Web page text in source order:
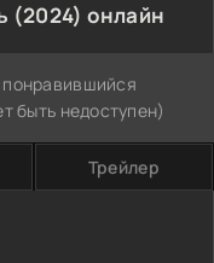
(2024) онлайн
быть недоступен)
Трейлер